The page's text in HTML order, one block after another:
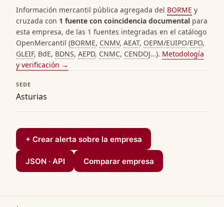
Información mercantil pública agregada del BORME y
cruzada con 1 fuente con coincidencia documental para
esta empresa, de las 1 fuentes integradas en el catálogo
OpenMercantil (BORME, CNMV, AEAT, OEPM/EUIPO/EPO,
GLEIF, BdE, BDNS, AEPD, CNMC, CENDOJ…). Metodología
y verificación →
SEDE
Asturias
+ Crear alerta sobre la empresa
JSON · API Comparar empresa